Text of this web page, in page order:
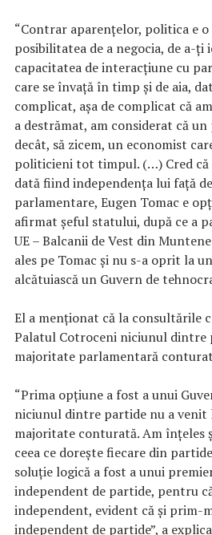
“Contrar aparenţelor, politica e o
posibilitatea de a negocia, de a-ţi
capacitatea de interacţiune cu
care se învaţă în timp şi de aia,
complicat, aşa de complicat că
a destrămat, am considerat că
decât, să zicem, un economist
politicieni tot timpul. (…) Cred
dată fiind independenţa lui faţă
parlamentare, Eugen Tomac e
afirmat şeful statului, după ce a
UE – Balcanii de Vest din
ales pe Tomac şi nu s-a oprit la
alcătuiască un Guvern de
El a menţionat că la consultările
Palatul Cotroceni niciunul dintre
majoritate parlamentară
“Prima opţiune a fost a unui
niciunul dintre partide nu a venit
majoritate conturată. Am
ceea ce doreşte fiecare din
soluţie logică a fost a unui
independent de partide, pentru
independent, evident că şi prim-
independent de partide”, a